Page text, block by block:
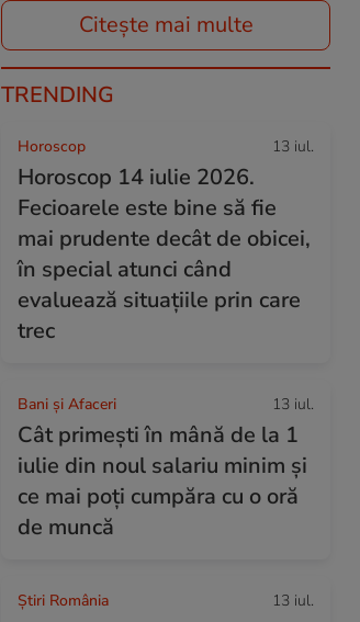
Citește mai multe
TRENDING
Horoscop 13 iul.
Horoscop 14 iulie 2026.
Fecioarele este bine să fie
mai prudente decât de obicei,
în special atunci când
evaluează situațiile prin care
trec
Bani și Afaceri 13 iul.
Cât primești în mână de la 1
iulie din noul salariu minim și
ce mai poți cumpăra cu o oră
de muncă
Știri România 13 iul.